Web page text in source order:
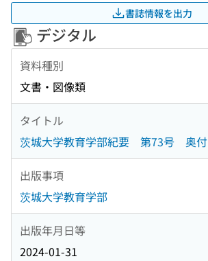
書誌情報を出力
デジタル
資料種別
文書・図像類
タイトル
茨城大学教育学部紀要 第73号 奥付
出版事項
茨城大学教育学部
出版年月日等
2024-01-31